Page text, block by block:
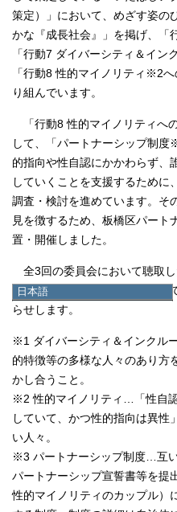
日本語
日本語
한국어
简体中文
繁體中文
策定）」において、めざす姿の
かな『成長社会』」を掲げ、「
「行動7 ダイバーシティ＆イン
「行動8 性的マイノリティ※2
り組んでいます。
「行動8 性的マイノリティへ
して、「パートナーシップ制
的指向や性自認にかかわらず、
していくことを支援するために
調査・検討を進めています。そ
見を徴するため、板橋区パート
置・開催しました。
全3回の委員会において聴取
プ制度検討委員会報告書」と
らせします。
※1 ダイバーシティ＆インクル
的特徴等の多様な人々のあり方
かし合うこと。
※2 性的マイノリティ…「性自
していて、かつ性的指向は異性
い人々。
※3 パートナーシップ制度…互
パートナーシップ宣誓書等を提
性的マイノリティのカップル）